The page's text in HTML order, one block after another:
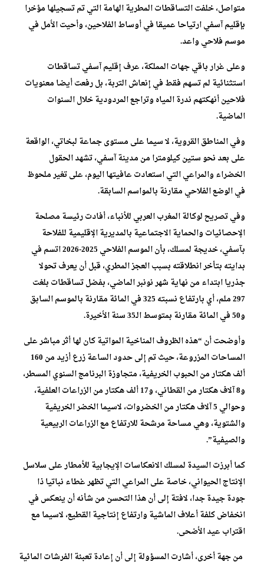
متواصل، خلفت التساقطات المطرية الهامة التي تم تسجيلها مؤخرا
بإقليم آسفي ارتياحا عميقا في أوساط الفلاحين، وأحيت الأمل في
موسم فلاحي واعد.
وعلى غرار باقي جهات المملكة، عرف إقليم آسفي تساقطات
استثنائية لم تسهم فقط في إنعاش التربة، بل رفعت أيضا معنويات
فلاحين أنهكتهم ندرة المياه وتراجع المردودية خلال السنوات
الماضية.
وفي المناطق القروية، لا سيما على مستوى جماعة لبخاتي، الواقعة
على بعد نحو ستين كيلومترا من مدينة آسفي، تشهد الحقول
الخضراء والمراعي التي استعادت عافيتها اليوم، على تغير ملحوظ
في الوضع الفلاحي مقارنة بالمواسم السابقة.
وفي تصريح لوكالة المغرب العربي للأنباء، أفادت رئيسة مصلحة
الإحصائيات والحماية الاجتماعية بالمديرية الإقليمية للفلاحة
بآسفي، خديجة لمسلك، بأن الموسم الفلاحي 2025-2026 اتسم في
بدايته بتأخر انطلاقته بسبب العجز المطري، قبل أن يعرف تحولا
جذريا ابتداء من نهاية شهر نونبر الماضي، بفضل تساقطات بلغت
297 ملم، أي بارتفاع نسبته 325 في المائة مقارنة بالموسم السابق
و50 في المائة مقارنة بمتوسط الـ35 سنة الأخيرة.
وأوضحت أن “هذه الظروف المناخية المواتية كان لها أثر مباشر على
المساحات المزروعة، حيث تم إلى حدود الساعة زرع أزيد من 160
ألف هكتار من الحبوب الخريفية، متجاوزة البرنامج السنوي المسطر،
و8 آلاف هكتار من القطاني، و17 ألف هكتار من الزراعات العلفية،
وحوالي 5 آلاف هكتار من الخضروات، لاسيما الخضر الخريفية
والشتوية، وهي مساحة مرشحة للارتفاع مع الزراعات الربيعية
والصيفية”.
كما أبرزت السيدة لمسلك الانعكاسات الإيجابية للأمطار على سلاسل
الإنتاج الحيواني، خاصة على المراعي التي تظهر غطاء نباتيا ذا
جودة جيدة جدا، لافتة إلى أن هذا التحسن من شأنه أن ينعكس في
انخفاض كلفة أعلاف الماشية وارتفاع إنتاجية القطيع، لاسيما مع
اقتراب عيد الأضحى.
من جهة أخرى، أشارت المسؤولة إلى أن إعادة تعبئة الفرشات المائية